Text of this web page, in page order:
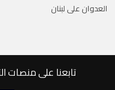
العدوان على لبنان
تابعنا على منصات